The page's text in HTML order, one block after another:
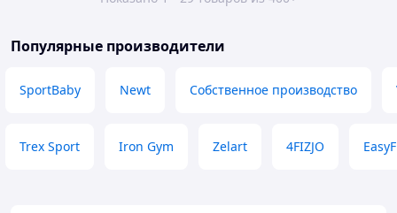
Популярные производители
SportBaby Newt Собственное производство
Trex Sport Iron Gym Zelart 4FIZJO